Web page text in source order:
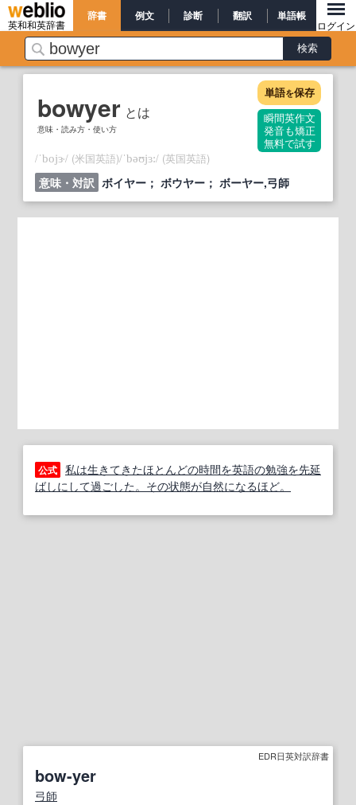
英和和英辞書
辞書 例文 診断 翻訳 単語帳
ログイン
bowyer とは
意味・読み方・使い方
単語を保存
瞬間英作文
発音も矯正
無料で試す
/ˈbojɝ/ (米国英語)/ˈbəʊjɜ:/ (英国英語)
意味・対訳 ボイヤー； ボウヤー； ボーヤー,弓師
公式 私は生きてきたほとんどの時間を英語の勉強を先延
ばしにして過ごした。その状態が自然になるほど。
EDR日英対訳辞書
bow-yer
弓師